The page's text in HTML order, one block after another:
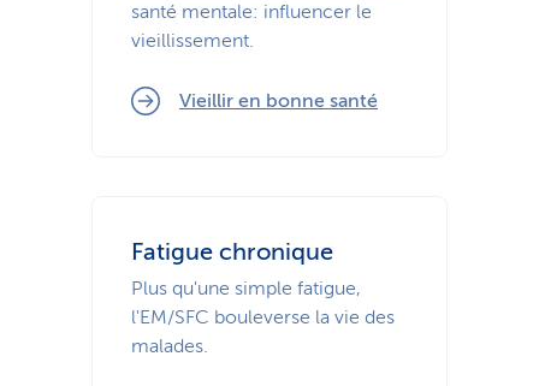
santé mentale: influencer le
vieillissement.
Vieillir en bonne santé
Fatigue chronique
Plus qu'une simple fatigue,
l'EM/SFC bouleverse la vie des
malades.